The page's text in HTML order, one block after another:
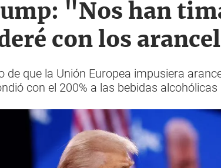
"Nos han
con los
de que la Unión Europea impusiera
con el 200% a las bebidas